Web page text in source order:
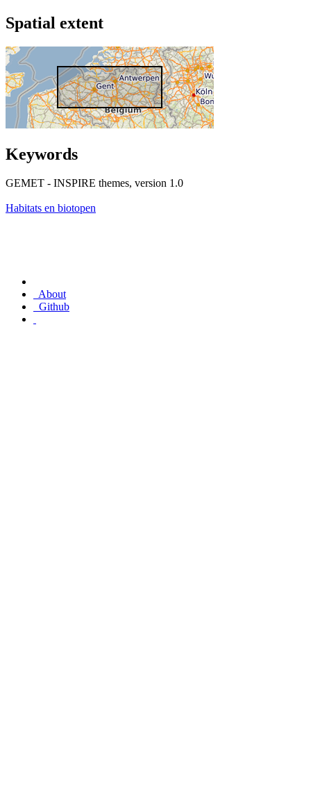
Spatial extent
Keywords
GEMET - INSPIRE themes, version 1.0
Habitats en biotopen
About
Github